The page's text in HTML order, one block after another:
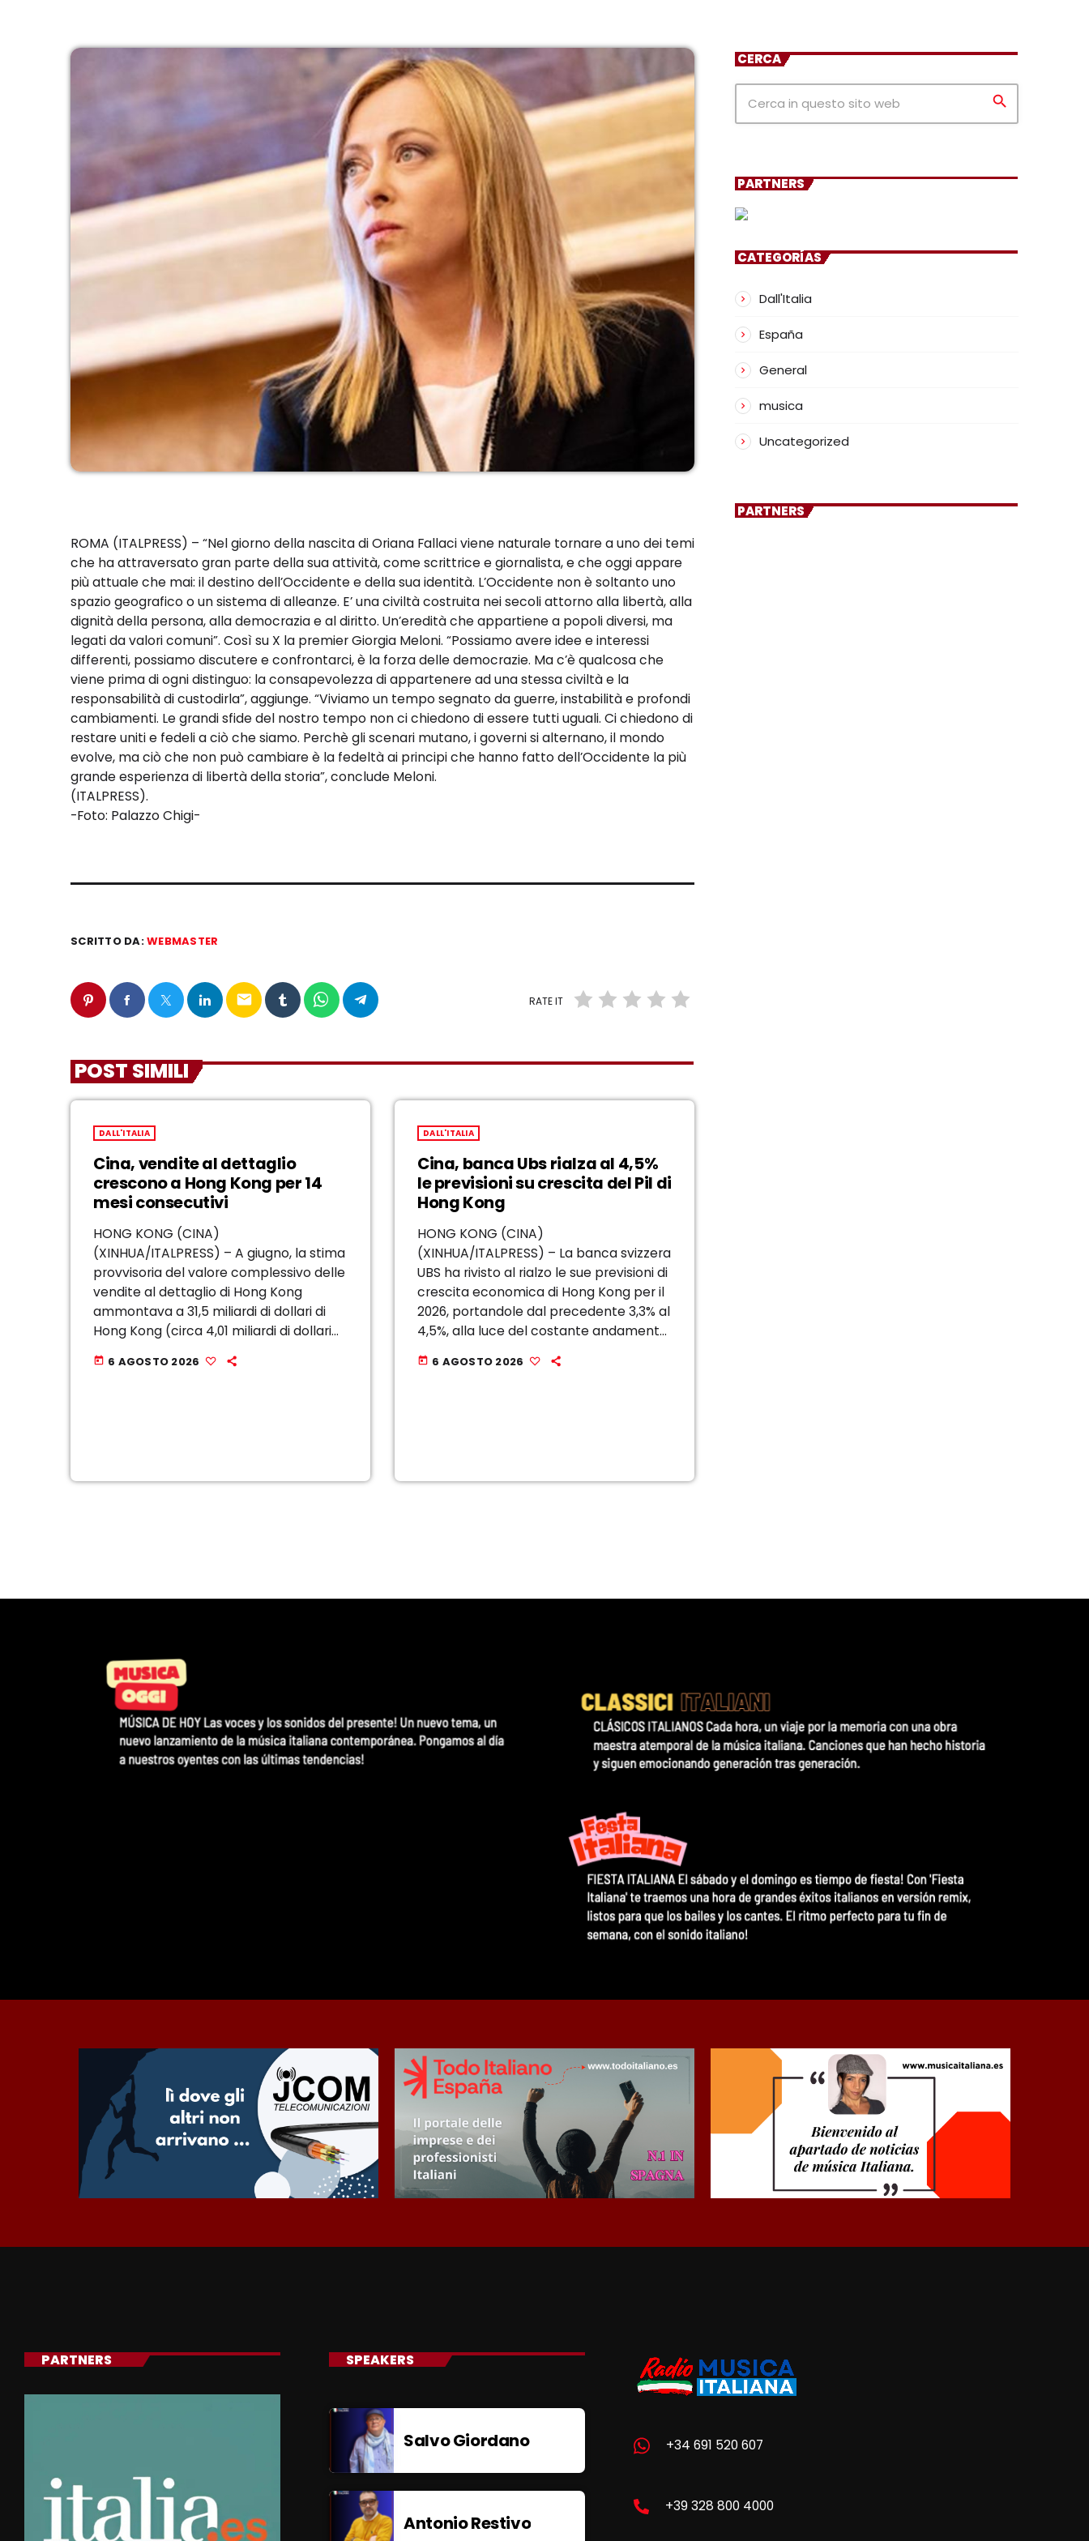
ROMA (ITALPRESS) – “Nel giorno della nascita di Oriana Fallaci viene naturale tornare a uno dei temi
che ha attraversato gran parte della sua attività, come scrittrice e giornalista, e che oggi appare
più attuale che mai: il destino dell’Occidente e della sua identità. L’Occidente non è soltanto uno
spazio geografico o un sistema di alleanze. E’ una civiltà costruita nei secoli attorno alla libertà, alla
dignità della persona, alla democrazia e al diritto. Un’eredità che appartiene a popoli diversi, ma
legati da valori comuni”. Così su X la premier Giorgia Meloni. “Possiamo avere idee e interessi
differenti, possiamo discutere e confrontarci, è la forza delle democrazie. Ma c’è qualcosa che
viene prima di ogni distinguo: la consapevolezza di appartenere ad una stessa civiltà e la
responsabilità di custodirla”, aggiunge. “Viviamo un tempo segnato da guerre, instabilità e profondi
cambiamenti. Le grandi sfide del nostro tempo non ci chiedono di essere tutti uguali. Ci chiedono di
restare uniti e fedeli a ciò che siamo. Perchè gli scenari mutano, i governi si alternano, il mondo
evolve, ma ciò che non può cambiare è la fedeltà ai principi che hanno fatto dell’Occidente la più
grande esperienza di libertà della storia”, conclude Meloni.
(ITALPRESS).
-Foto: Palazzo Chigi-
SCRITTO DA:WEBMASTER
email RATE IT
POST SIMILI
DALL'ITALIA
Cina, vendite al dettaglio
crescono a Hong Kong per 14
mesi consecutivi
HONG KONG (CINA)
(XINHUA/ITALPRESS) – A giugno, la stima
provvisoria del valore complessivo delle
vendite al dettaglio di Hong Kong
ammontava a 31,5 miliardi di dollari di
Hong Kong (circa 4,01 miliardi di dollari
statunitensi), con un aumento del 4,6%
su base annua, secondo i dati ufficiali
today 6 AGOSTO 2026
DALL'ITALIA
Cina, banca Ubs rialza al 4,5%
le previsioni su crescita del Pil di
Hong Kong
HONG KONG (CINA)
(XINHUA/ITALPRESS) – La banca svizzera
UBS ha rivisto al rialzo le sue previsioni di
crescita economica di Hong Kong per il
2026, portandole dal precedente 3,3% al
4,5%, alla luce del costante andamento
positivo dell’economia. Lunedi la banca
ha affermato che le esportazioni ad
today 6 AGOSTO 2026
CERCA
search
PARTNERS
CATEGORÍAS
Dall'Italia
España
General
musica
Uncategorized
PARTNERS
PARTNERS SPEAKERS
Salvo Giordano
Antonio Restivo
+34 691 520 607
+39 328 800 4000